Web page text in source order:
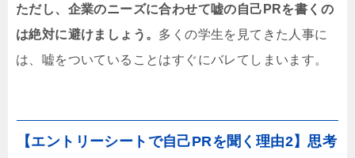
ただし、企業のニーズに合わせて嘘の自己PRを書くの
は絶対に避けましょう。 多くの学生を見てきた人事に
は、嘘をついていることはすぐにバレてしまいます。
【エントリーシートで自己PRを聞く理由2】思考